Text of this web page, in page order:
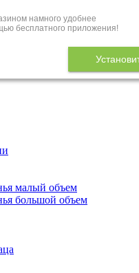
намного удобнее
бесплатного приложения!
малый объем
большой объем